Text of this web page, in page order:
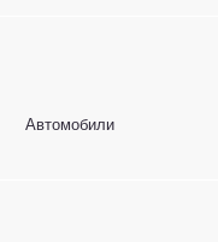
Автомобили